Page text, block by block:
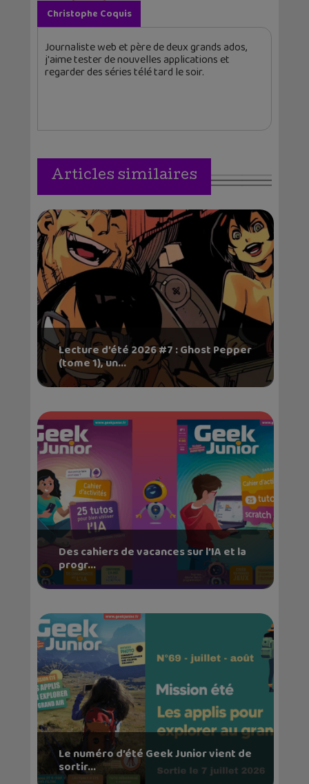
Christophe Coquis
Journaliste web et père de deux grands ados,
j'aime tester de nouvelles applications et
regarder des séries télé tard le soir.
Articles similaires
Lecture d’été 2026 #7 : Ghost Pepper
(tome 1), un...
Des cahiers de vacances sur l’IA et la
progr...
Le numéro d’été Geek Junior vient de
sortir...